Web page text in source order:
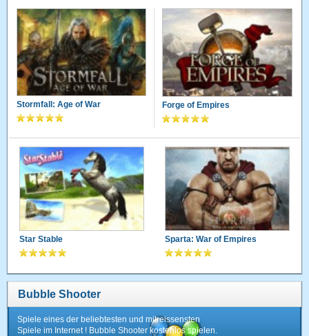
Stormfall: Age of War Forge of Empires
Star Stable Sparta: War of Empires
Bubble Shooter
Spiele eines der beliebtesten und mitreissensten
Spiele im Internet ! Bubble Shooter kostenlos spielen.